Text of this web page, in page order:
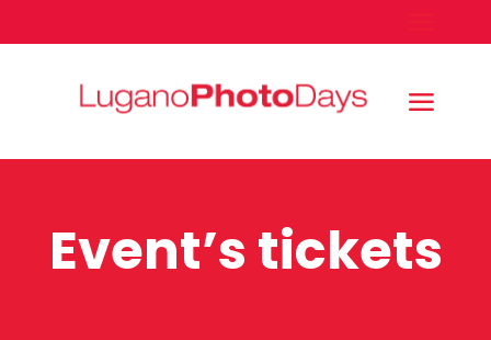
Event’s tickets